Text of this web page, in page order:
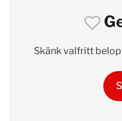
Skänk valfritt